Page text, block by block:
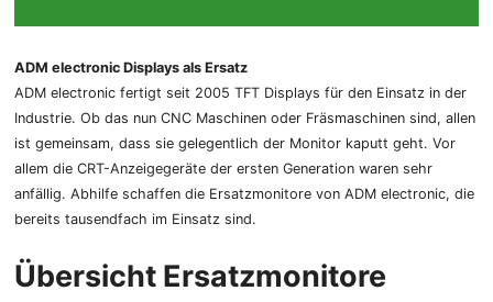
ADM electronic Displays als Ersatz
ADM electronic fertigt seit 2005 TFT Displays für den Einsatz in der
Industrie. Ob das nun CNC Maschinen oder Fräsmaschinen sind, allen
ist gemeinsam, dass sie gelegentlich der Monitor kaputt geht. Vor
allem die CRT-Anzeigegeräte der ersten Generation waren sehr
anfällig. Abhilfe schaffen die Ersatzmonitore von ADM electronic, die
bereits tausendfach im Einsatz sind.
Übersicht Ersatzmonitore